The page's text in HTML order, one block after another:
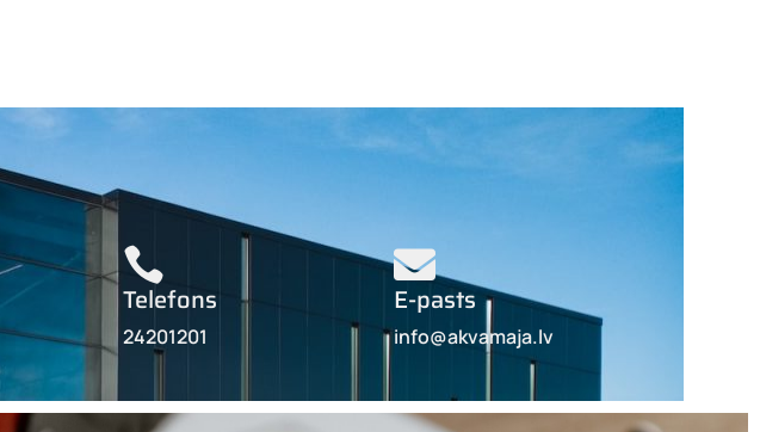
Telefons
24201201
E-pasts
info@akvamaja.lv